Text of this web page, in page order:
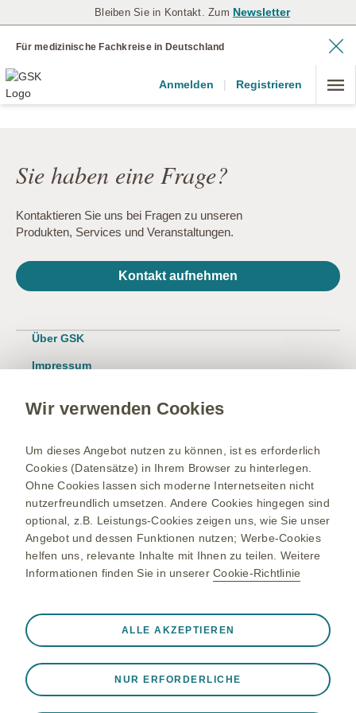
Bleiben Sie in Kontakt. Zum Newsletter
Für medizinische Fachkreise in Deutschland
Anmelden | Registrieren
Sie haben eine Frage?
Kontaktieren Sie uns bei Fragen zu unseren
Produkten, Services und Veranstaltungen.
Kontakt aufnehmen
Über GSK
Impressum
Kontakt/Nebenwirkung melden
Newsletter
Bestellservice
Therapiegebiete
Meningokokken-Erkrankungen
Registrieren Sie sich und erhalten Sie exklusiven Zugang zu
medizinischen Fachinformationen. Mit unserem E-Mail
Service erhalten Sie zudem relevante Produktinformationen,
Studien, Einladungen zu Events und vieles mehr.
Updates via Newsletter erhalten
Wir verwenden Cookies
Um dieses Angebot nutzen zu können, ist es erforderlich
Cookies (Datensätze) in Ihrem Browser zu hinterlegen.
Ohne Cookies lassen sich moderne Internetseiten nicht
nutzerfreundlich umsetzen. Andere Cookies hingegen sind
optional, z.B. Leistungs-Cookies zeigen uns, wie Sie unser
Angebot und dessen Funktionen nutzen; Werbe-Cookies
helfen uns, relevante Inhalte mit Ihnen zu teilen. Weitere
Informationen finden Sie in unserer Cookie-Richtlinie
Nur unbedingt erforderliche Cookies
❮
funktioniert, z. B. um Sitzungsdaten während eines
Website-Besuchs zu speichern, Cookie- und Tag-
NUR ERFORDERLICHE
ALLE AKZEPTIEREN